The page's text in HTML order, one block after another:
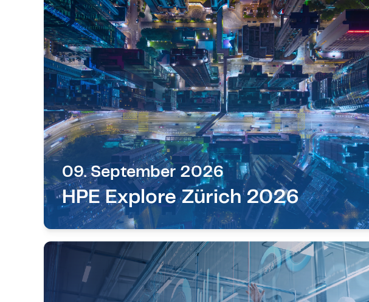
09. September 2026
HPE Explore Zürich 2026